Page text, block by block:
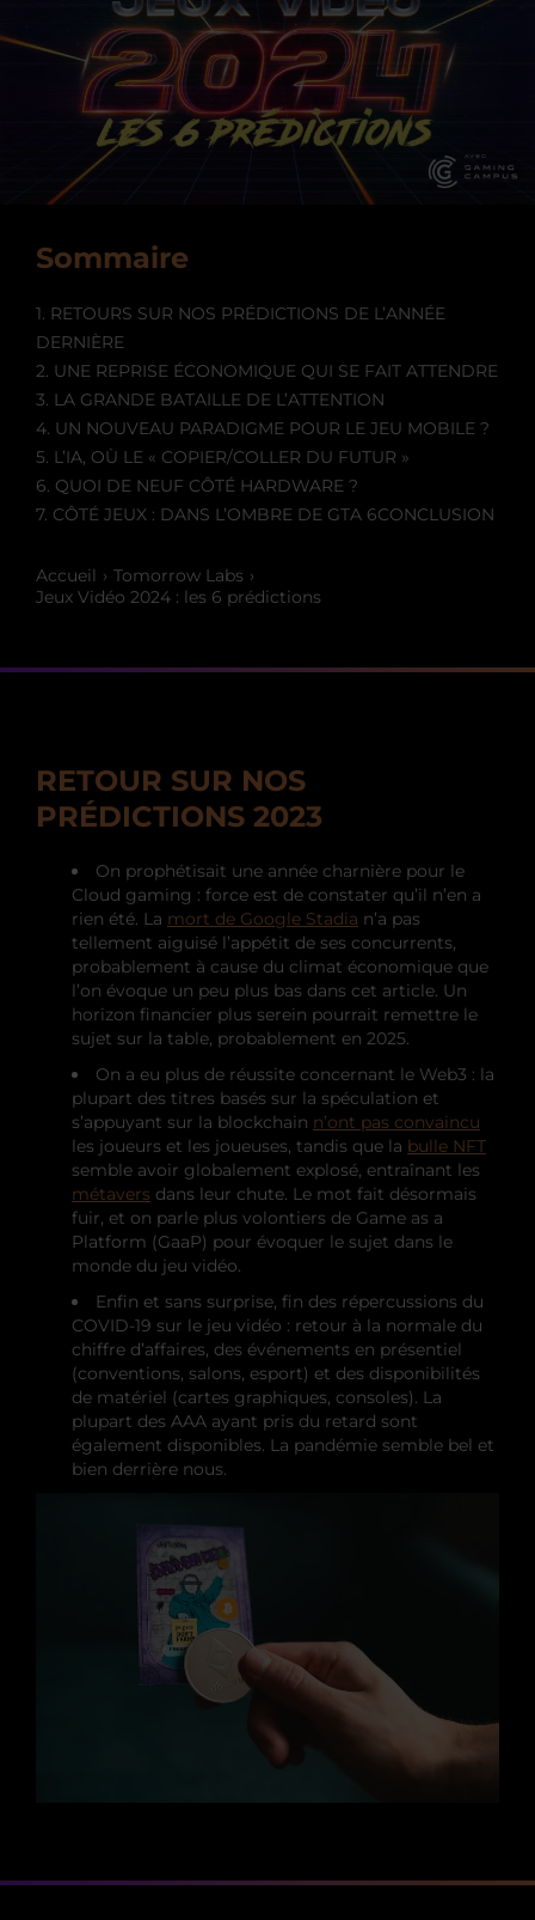
Sommaire
1. RETOURS SUR NOS PRÉDICTIONS DE L’ANNÉE
DERNIÈRE
2. UNE REPRISE ÉCONOMIQUE QUI SE FAIT ATTENDRE
3. LA GRANDE BATAILLE DE L’ATTENTION
4. UN NOUVEAU PARADIGME POUR LE JEU MOBILE ?
5. L’IA, OÙ LE « COPIER/COLLER DU FUTUR »
6. QUOI DE NEUF CÔTÉ HARDWARE ?
7. CÔTÉ JEUX : DANS L’OMBRE DE GTA 6CONCLUSION
Accueil
Tomorrow Labs
Jeux Vidéo 2024 : les 6 prédictions
RETOUR SUR NOS
PRÉDICTIONS 2023
On prophétisait une année charnière pour le
Cloud gaming : force est de constater qu’il n’en a
rien été. La mort de Google Stadia n’a pas
tellement aiguisé l’appétit de ses concurrents,
probablement à cause du climat économique que
l’on évoque un peu plus bas dans cet article. Un
horizon financier plus serein pourrait remettre le
sujet sur la table, probablement en 2025.
On a eu plus de réussite concernant le Web3 : la
plupart des titres basés sur la spéculation et
s’appuyant sur la blockchain n’ont pas convaincu
les joueurs et les joueuses, tandis que la bulle NFT
semble avoir globalement explosé, entraînant les
métavers dans leur chute. Le mot fait désormais
fuir, et on parle plus volontiers de Game as a
Platform (GaaP) pour évoquer le sujet dans le
monde du jeu vidéo.
Enfin et sans surprise, fin des répercussions du
COVID-19 sur le jeu vidéo : retour à la normale du
chiffre d’affaires, des événements en présentiel
(conventions, salons, esport) et des disponibilités
de matériel (cartes graphiques, consoles). La
plupart des AAA ayant pris du retard sont
également disponibles. La pandémie semble bel et
bien derrière nous.